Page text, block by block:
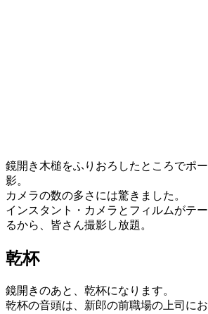
鏡開き木槌をふりおろしたところでポ
影。
カメラの数の多さには驚きました。
インスタント・カメラとフィルムがテ
るから、皆さん撮影し放題。
乾杯
鏡開きのあと、乾杯になります。
乾杯の音頭は、新郎の前職場の上司にお